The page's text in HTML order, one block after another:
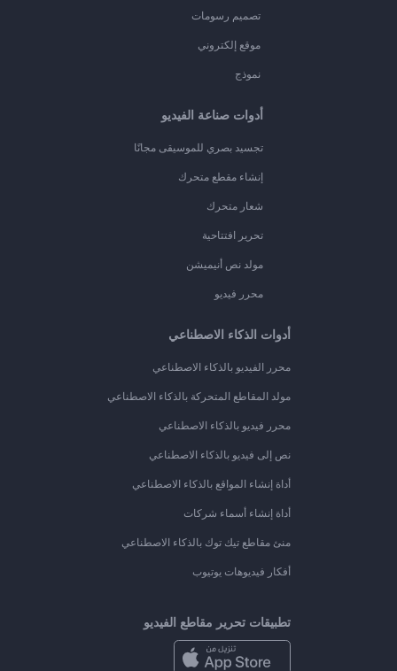
تصميم رسومات
موقع إلكتروني
نموذج
أدوات صناعة الفيديو
تجسيد بصري للموسيقى مجانًا
إنشاء مقطع متحرك
شعار متحرك
تحرير افتتاحية
مولد نص أنيميشن
محرر فيديو
أدوات الذكاء الاصطناعي
محرر الفيديو بالذكاء الاصطناعي
مولد المقاطع المتحركة بالذكاء الاصطناعي
محرر فيديو بالذكاء الاصطناعي
نص إلى فيديو بالذكاء الاصطناعي
أداة إنشاء المواقع بالذكاء الاصطناعي
أداة إنشاء أسماء شركات
منئ مقاطع تيك توك بالذكاء الاصطناعي
أفكار فيديوهات يوتيوب
تطبيقات تحرير مقاطع الفيديو